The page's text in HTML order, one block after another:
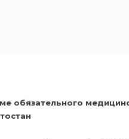
обязательного